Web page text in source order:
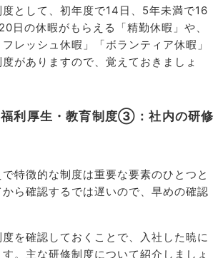
として、初年度で14日、5年未満で16
日の休暇がもらえる「精勤休暇」や、
フレッシュ休暇」「ボランティア休暇」
がありますので、覚えておきましょ
利厚生・教育制度③：社内の研修
特徴的な制度は重要な要素のひとつと
ら確認するでは遅いので、早めの確認
を確認しておくことで、入社した暁に
。主な研修制度について紹介しましょ